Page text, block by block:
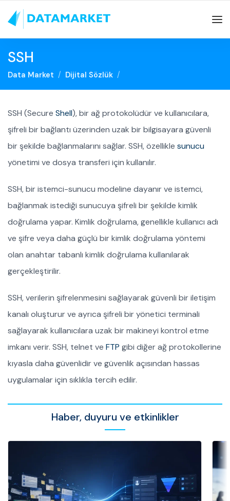
SSH
Data Market Dijital Sözlük
SSH (Secure Shell), bir ağ protokolüdür ve kullanıcılara,
şifreli bir bağlantı üzerinden uzak bir bilgisayara güvenli
bir şekilde bağlanmalarını sağlar. SSH, özellikle sunucu
yönetimi ve dosya transferi için kullanılır.
SSH, bir istemci-sunucu modeline dayanır ve istemci,
bağlanmak istediği sunucuya şifreli bir şekilde kimlik
doğrulama yapar. Kimlik doğrulama, genellikle kullanıcı adı
ve şifre veya daha güçlü bir kimlik doğrulama yöntemi
olan anahtar tabanlı kimlik doğrulama kullanılarak
gerçekleştirilir.
SSH, verilerin şifrelenmesini sağlayarak güvenli bir iletişim
kanalı oluşturur ve ayrıca şifreli bir yönetici terminali
sağlayarak kullanıcılara uzak bir makineyi kontrol etme
imkanı verir. SSH, telnet ve FTP gibi diğer ağ protokollerine
kıyasla daha güvenlidir ve güvenlik açısından hassas
uygulamalar için sıklıkla tercih edilir.
Haber, duyuru ve etkinlikler